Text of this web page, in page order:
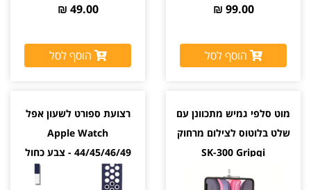
99.00 ₪
הוסף לסל
49.00 ₪
הוסף לסל
מוט סלפי גמיש מתכוונן עם
שלט בלוטוס לצילום מרחוק
SK-300 Gripqi
מגיע עם שלט לצילום מרחוק
רצועת ספורט לשעון אפל
Apple Watch
44/45/46/49 - צבע כחול